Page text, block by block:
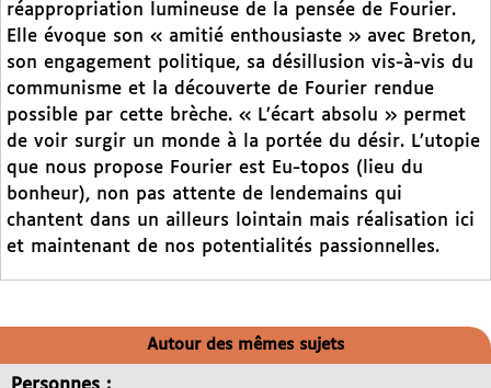
réappropriation lumineuse de la pensée de Fourier.
Elle évoque son « amitié enthousiaste » avec Breton,
son engagement politique, sa désillusion vis-à-vis du
communisme et la découverte de Fourier rendue
possible par cette brèche. « L’écart absolu » permet
de voir surgir un monde à la portée du désir. L’utopie
que nous propose Fourier est Eu-topos (lieu du
bonheur), non pas attente de lendemains qui
chantent dans un ailleurs lointain mais réalisation ici
et maintenant de nos potentialités passionnelles.
Autour des mêmes sujets